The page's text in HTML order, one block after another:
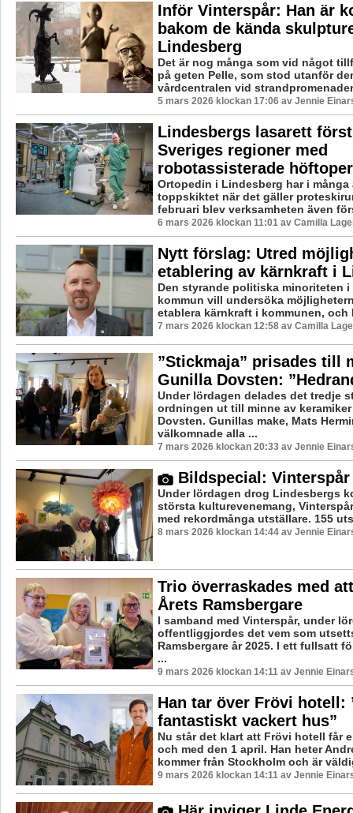
Inför Vinterspår: Han är
bakom de kända
Lindesberg
Det är nog många som vid något
på geten Pelle, som stod utanför
vårdcentralen vid
5 mars 2026 klockan 17:06 av Jennie
Lindesbergs lasarett
Sveriges regioner med
robotassisterade
Ortopedin i Lindesberg har i många
toppskiktet när det gäller
februari blev verksamheten även
6 mars 2026 klockan 11:01 av Camilla
Nytt förslag: Utred
etablering av kärnkraft i
Den styrande politiska minoriteten
kommun vill undersöka
etablera kärnkraft i kommunen, och
7 mars 2026 klockan 12:58 av Camilla
”Stickmaja” prisades till
Gunilla Dovsten:
Under lördagen delades det tredje
ordningen ut till minne av
Dovsten. Gunillas make, Mats
välkomnade alla ...
7 mars 2026 klockan 20:33 av Jennie
Bildspecial: Vinterspår
Under lördagen drog Lindesbergs
största kulturevenemang,
med rekordmånga utställare. 155
8 mars 2026 klockan 14:44 av Jennie
Trio överraskades med
Årets Ramsbergare
I samband med Vinterspår, under
offentliggjordes det vem som
Ramsbergare år 2025. I ett fullsatt
...
9 mars 2026 klockan 14:11 av Jennie
Han tar över Frövi hotell:
fantastiskt vackert hus”
Nu står det klart att Frövi hotell får
och med den 1 april. Han heter
kommer från Stockholm och är
9 mars 2026 klockan 14:11 av Jennie